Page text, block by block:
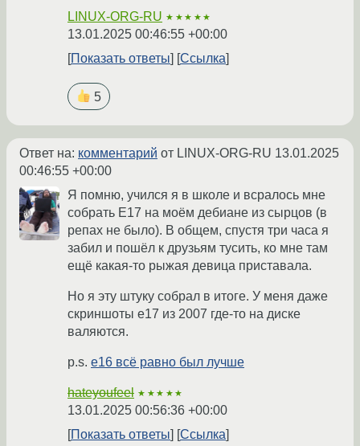
LINUX-ORG-RU ★★★★★
13.01.2025 00:46:55 +00:00
Показать ответы
Ссылка
5
Ответ на: комментарий от LINUX-ORG-RU 13.01.2025
00:46:55 +00:00
Я помню, учился я в школе и всралось мне
собрать E17 на моём дебиане из сырцов (в
репах не было). В общем, спустя три часа я
забил и пошёл к друзьям тусить, ко мне там
ещё какая-то рыжая девица приставала.
Но я эту штуку собрал в итоге. У меня даже
скриншоты e17 из 2007 где-то на диске
валяются.
p.s. e16 всё равно был лучше
hateyoufeel ★★★★★
13.01.2025 00:56:36 +00:00
Показать ответы
Ссылка